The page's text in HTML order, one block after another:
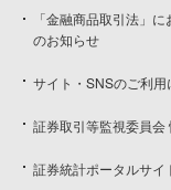
「金融商品取引法」
のお知らせ
サイト・SNSのご利用
証券取引等監視委員会
証券統計ポータルサイ